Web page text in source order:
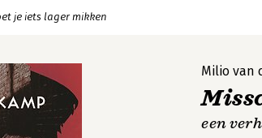
je iets lager mikken
Milio van
een